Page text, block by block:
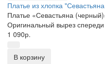
Платье из хлопка
Платье «Севастьяна
Оригинальный вырез
1 090р.
В корзину